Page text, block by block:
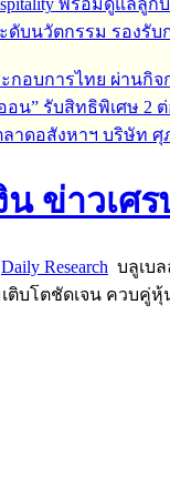
พร้อมดูแลลู
ดับนวัตกรรม รองรั
กอบการไทย ผ่าน
น” รับสิทธิพิเศษ 2
าดอสังหาฯ บริษัท
Daily Research บลูเบ
เติบโตชัดเจน ควบคู่